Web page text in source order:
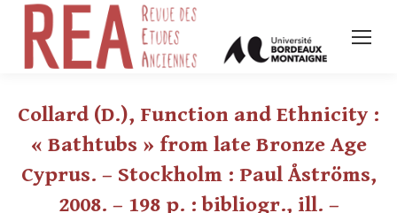
Collard (D.), Function and Ethnicity :
« Bathtubs » from late Bronze Age
Cyprus. – Stockholm : Paul Åströms,
2008. – 198 p. : bibliogr., ill. –